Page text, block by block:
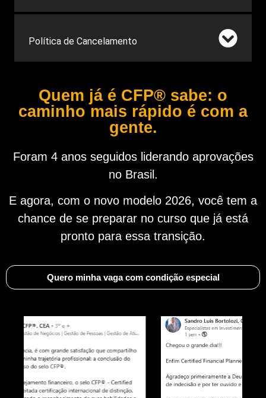
Política de Cancelamento
Quem já é CFP® sabe: o
caminho mais rápido é com a
gente.
Foram 4 anos seguidos liderando aprovações
no Brasil.
E agora, com o novo modelo 2026, você tem a
chance de se preparar no curso que já está
pronto para essa transição.
Quero minha vaga com condição especial